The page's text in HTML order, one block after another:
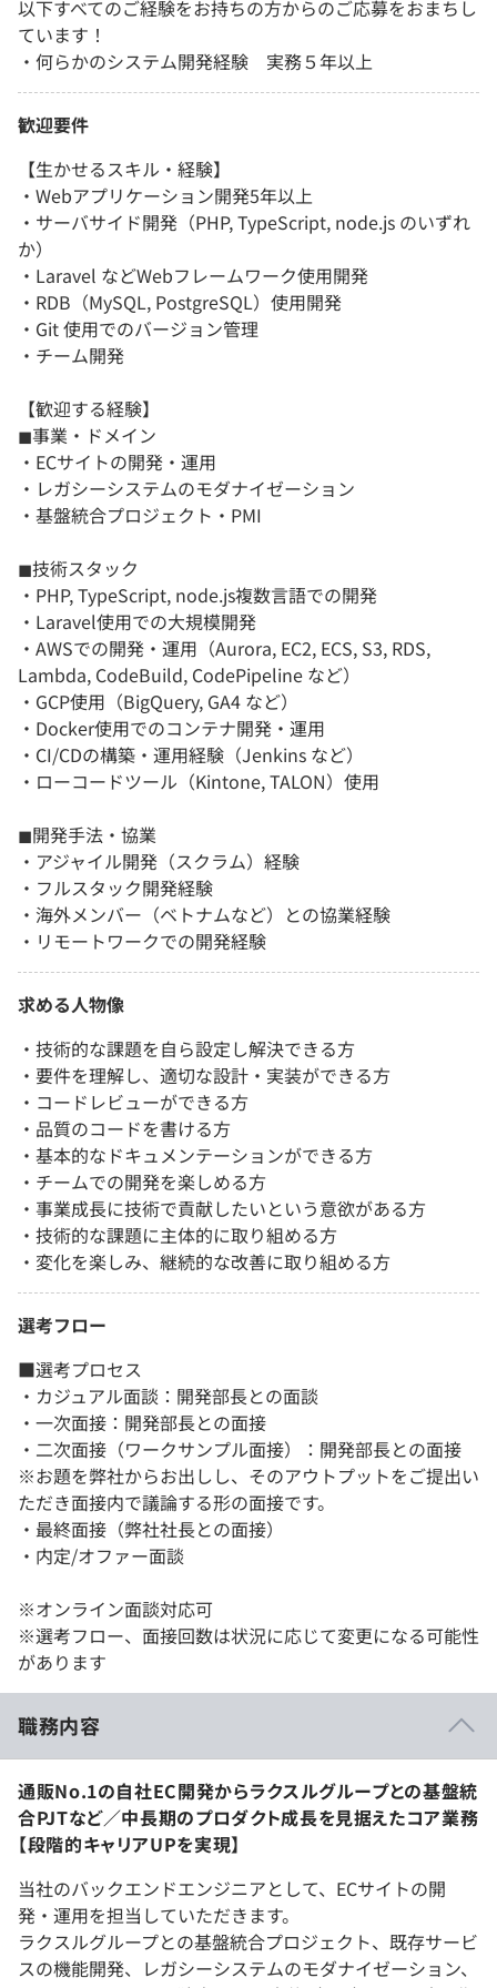
以下すべてのご経験をお持ちの方からのご応募をおまちし
ています！
・何らかのシステム開発経験 実務５年以上
歓迎要件
【生かせるスキル・経験】
・Webアプリケーション開発5年以上
・サーバサイド開発（PHP, TypeScript, node.js のいずれ
か）
・Laravel などWebフレームワーク使用開発
・RDB（MySQL, PostgreSQL）使用開発
・Git 使用でのバージョン管理
・チーム開発
【歓迎する経験】
◼︎事業・ドメイン
・ECサイトの開発・運用
・レガシーシステムのモダナイゼーション
・基盤統合プロジェクト・PMI
◼︎技術スタック
・PHP, TypeScript, node.js複数言語での開発
・Laravel使用での大規模開発
・AWSでの開発・運用（Aurora, EC2, ECS, S3, RDS,
Lambda, CodeBuild, CodePipeline など）
・GCP使用（BigQuery, GA4 など）
・Docker使用でのコンテナ開発・運用
・CI/CDの構築・運用経験（Jenkins など）
・ローコードツール（Kintone, TALON）使用
◼︎開発手法・協業
・アジャイル開発（スクラム）経験
・フルスタック開発経験
・海外メンバー（ベトナムなど）との協業経験
・リモートワークでの開発経験
求める人物像
・技術的な課題を自ら設定し解決できる方
・要件を理解し、適切な設計・実装ができる方
・コードレビューができる方
・品質のコードを書ける方
・基本的なドキュメンテーションができる方
・チームでの開発を楽しめる方
・事業成長に技術で貢献したいという意欲がある方
・技術的な課題に主体的に取り組める方
・変化を楽しみ、継続的な改善に取り組める方
選考フロー
■選考プロセス
・カジュアル面談：開発部長との面談
・一次面接：開発部長との面接
・二次面接（ワークサンプル面接）：開発部長との面接
※お題を弊社からお出しし、そのアウトプットをご提出い
ただき面接内で議論する形の面接です。
・最終面接（弊社社長との面接）
・内定/オファー面談
※オンライン面談対応可
※選考フロー、面接回数は状況に応じて変更になる可能性
があります
職務内容
通販No.1の自社EC開発からラクスルグループとの基盤統
合PJTなど／中長期のプロダクト成長を見据えたコア業務
【段階的キャリアUPを実現】
当社のバックエンドエンジニアとして、ECサイトの開
発・運用を担当していただきます。
ラクスルグループとの基盤統合プロジェクト、既存サービ
スの機能開発、レガシーシステムのモダナイゼーション、